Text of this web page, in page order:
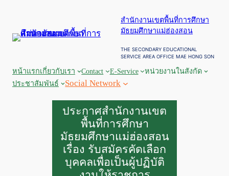
สำนักงานเขตพื้นที่การศึกษา
มัธยมศึกษาแม่ฮ่องสอน
THE SECONDARY EDUCATIONAL
SERVICE AREA OFFICE MAE HONG SON
หน้าแรกเกี่ยวกับเรา Contact E-Service
หน่วยงานในสังกัด
ประชาสัมพันธ์
Social Network
ประกาศสำนักงานเขต
พื้นที่การศึกษา
มัธยมศึกษาแม่ฮ่องสอน
เรื่อง รับสมัครคัดเลือก
บุคคลเพื่อเป็นผู้ปฏิบัติ